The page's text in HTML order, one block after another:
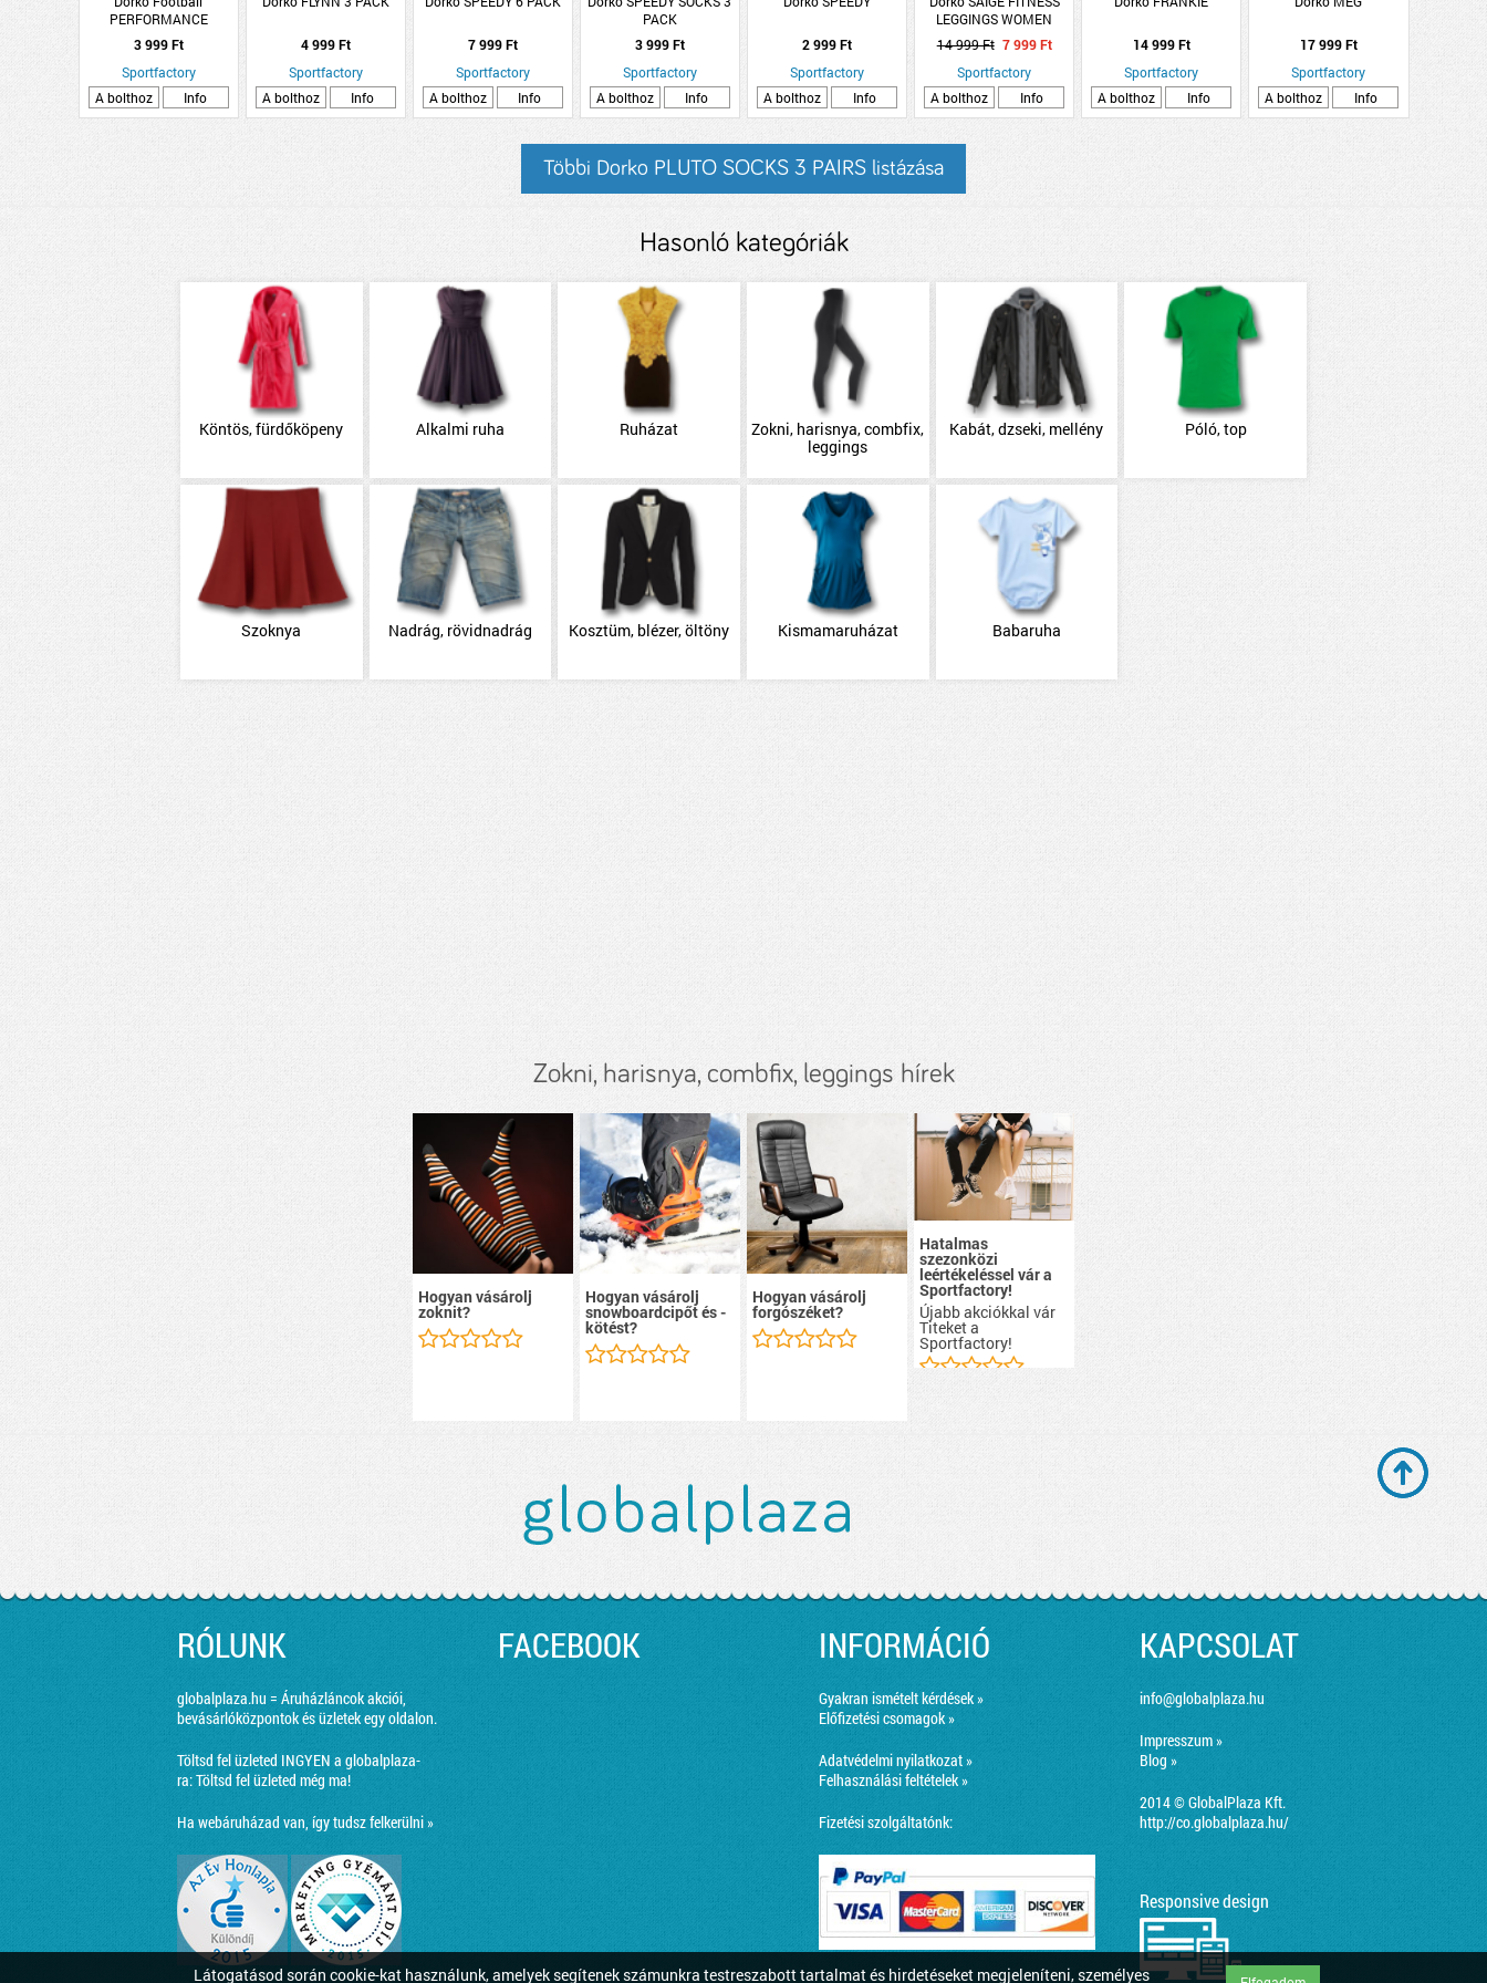
Látogatásod során cookie-kat használunk, amelyek segítenek számunkra testreszabott tartalmat és hirdetéseket megjeleníteni, személyes
PERFORMANCE
3 999 Ft
Sportfactory
A bolthoz
Info
4 999 Ft
Sportfactory
A bolthoz
Info
7 999 Ft
Sportfactory
A bolthoz
Info
PACK
3 999 Ft
Sportfactory
A bolthoz
Info
2 999 Ft
Sportfactory
A bolthoz
Info
LEGGINGS WOMEN
14 999 Ft 7 999 Ft
Sportfactory
A bolthoz
Info
14 999 Ft
Sportfactory
A bolthoz
Info
17 999 Ft
Sportfactory
A bolthoz
Info
Többi Dorko PLUTO SOCKS 3 PAIRS listázása
Hasonló kategóriák
Köntös, fürdőköpeny Alkalmi ruha Ruházat
Zokni, harisnya, combfix,
leggings
Kabát, dzseki, mellény Póló, top
Szoknya Nadrág, rövidnadrág Kosztüm, blézer, öltöny Kismamaruházat Babaruha
Zokni, harisnya, combfix, leggings hírek
Hogyan vásárolj
zoknit?
Hogyan vásárolj
snowboardcipőt és -
kötést?
Hogyan vásárolj
forgószéket?
Hatalmas
szezonközi
leértékeléssel vár a
Sportfactory!
Újabb akciókkal vár
Titeket a
Sportfactory!
RÓLUNK
globalplaza.hu = Áruházláncok akciói,
bevásárlóközpontok és üzletek egy oldalon.
Töltsd fel üzleted INGYEN a globalplaza-
ra:Töltsd fel üzleted még ma!
Ha webáruházad van, így tudsz felkerülni »
FACEBOOK INFORMÁCIÓ
Gyakran ismételt kérdések »
Előfizetési csomagok »
Adatvédelmi nyilatkozat »
Felhasználási feltételek »
Fizetési szolgáltatónk:
KAPCSOLAT
info@globalplaza.hu
Impresszum »
Blog »
2014 © GlobalPlaza Kft.
http://co.globalplaza.hu/
Responsive design